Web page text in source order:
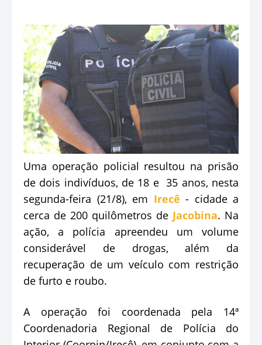
Uma operação policial resultou na prisão
de dois indivíduos, de 18 e 35 anos, nesta
segunda-feira (21/8), em Irecê - cidade a
cerca de 200 quilômetros de Jacobina. Na
ação, a polícia apreendeu um volume
considerável de drogas, além da
recuperação de um veículo com restrição
de furto e roubo.
A operação foi coordenada pela 14ª
Coordenadoria Regional de Polícia do